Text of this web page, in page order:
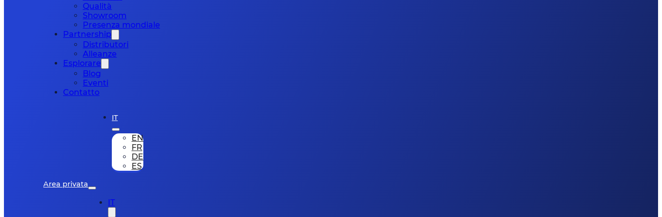
Qualità
Showroom
Presenza mondiale
Partnership
Distributori
Alleanze
Esplorare
Blog
Eventi
Contatto
Area privata
IT
EN
FR
DE
ES
IT